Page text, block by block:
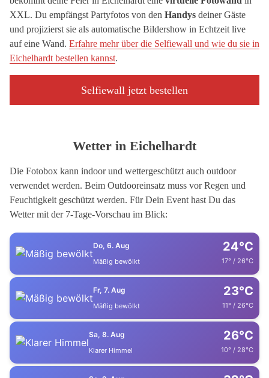
XXL. Du empfängst Partyfotos von den Handys deiner Gäste
und projizierst sie als automatische Bildershow in Echtzeit live
auf eine Wand. Erfahre mehr über die Selfiewall und wie du sie in
Eichelhardt bestellen kannst.
Selfiewall jetzt bestellen
Wetter in Eichelhardt
Die Fotobox kann indoor und wettergeschützt auch outdoor
verwendet werden. Beim Outdooreinsatz muss vor Regen und
Feuchtigkeit geschützt werden. Für Dein Event hast Du das
Wetter mit der 7-Tage-Vorschau im Blick:
Do, 6. Aug
Mäßig bewölkt
24°C
17° / 26°C
Fr, 7. Aug
Mäßig bewölkt
23°C
11° / 26°C
Sa, 8. Aug
Klarer Himmel
26°C
10° / 28°C